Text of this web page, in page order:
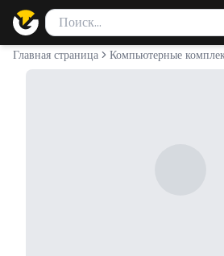
Поиск товаров
Введите минимум 2 символа
Главная страница Компьютерные